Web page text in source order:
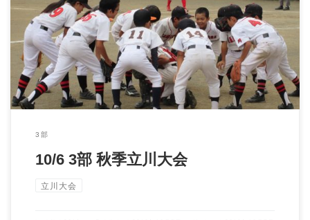
10/6 3部 秋季立川大会 vs西砂べアーズ 昨日と打って変わっ […]
3部
10/6 3部 秋季立川大会
立川大会